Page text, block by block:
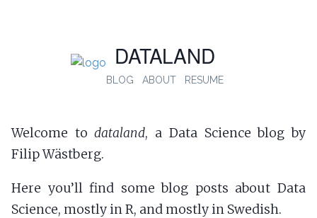
DATALAND
BLOG ABOUT RESUME
Welcome todataland, a Data Science blog by
Filip Wästberg.
Here you’ll find some blog posts about Data
Science, mostly in R, and mostly in Swedish.